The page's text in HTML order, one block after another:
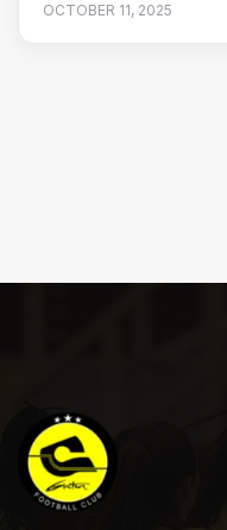
OCTOBER 11, 2025